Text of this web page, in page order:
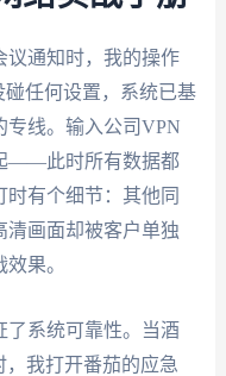
议通知时，我的操作
任何设置，系统已基
线。输入公司VPN
——此时所有数据都
有个细节：其他同
清画面却被客户单独
果。
了系统可靠性。当酒
，我打开番茄的应急